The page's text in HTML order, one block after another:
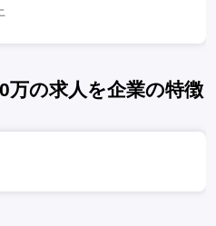
万の求人を企業の特徴